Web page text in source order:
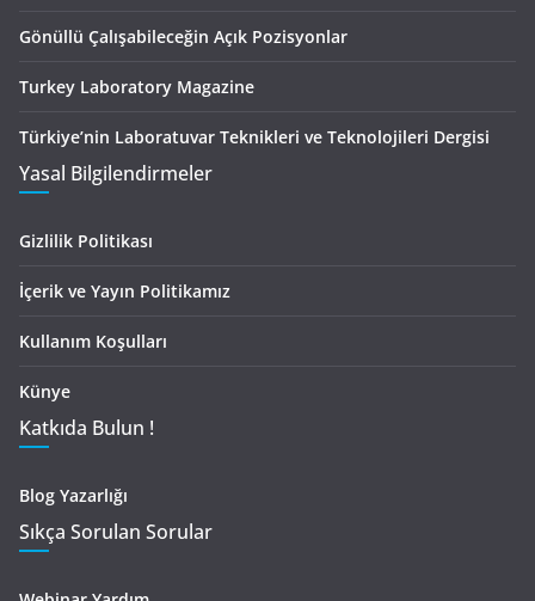
Gönüllü Çalışabileceğin Açık Pozisyonlar
Turkey Laboratory Magazine
Türkiye’nin Laboratuvar Teknikleri ve Teknolojileri Dergisi
Yasal Bilgilendirmeler
Gizlilik Politikası
İçerik ve Yayın Politikamız
Kullanım Koşulları
Künye
Katkıda Bulun !
Blog Yazarlığı
Sıkça Sorulan Sorular